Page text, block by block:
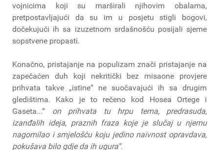
vojnicima koji su marširali njihovim obalama,
pretpostavljajući da su im u posjetu stigli bogovi,
dočekujući ih sa izuzetnom srdašnošću posijali sjeme
sopstvene propasti.
Konačno, pristajanje na populizam znači pristajanje na
zapečaćen duh koji nekritički bez misaone provjere
prihvata takve „istine“ ne suočavajući ih sa drugim
gledištima. Kako je to rečeno kod Hosea Ortege i
Gaseta...“ on prihvata tu hrpu tema, predrasuda,
izanđalih ideja, praznih fraza koje je slučaj u njemu
nagomilao i smjelošću koju jedino naivnost opravdava,
pokušava bilo gdje da ih ugura“.